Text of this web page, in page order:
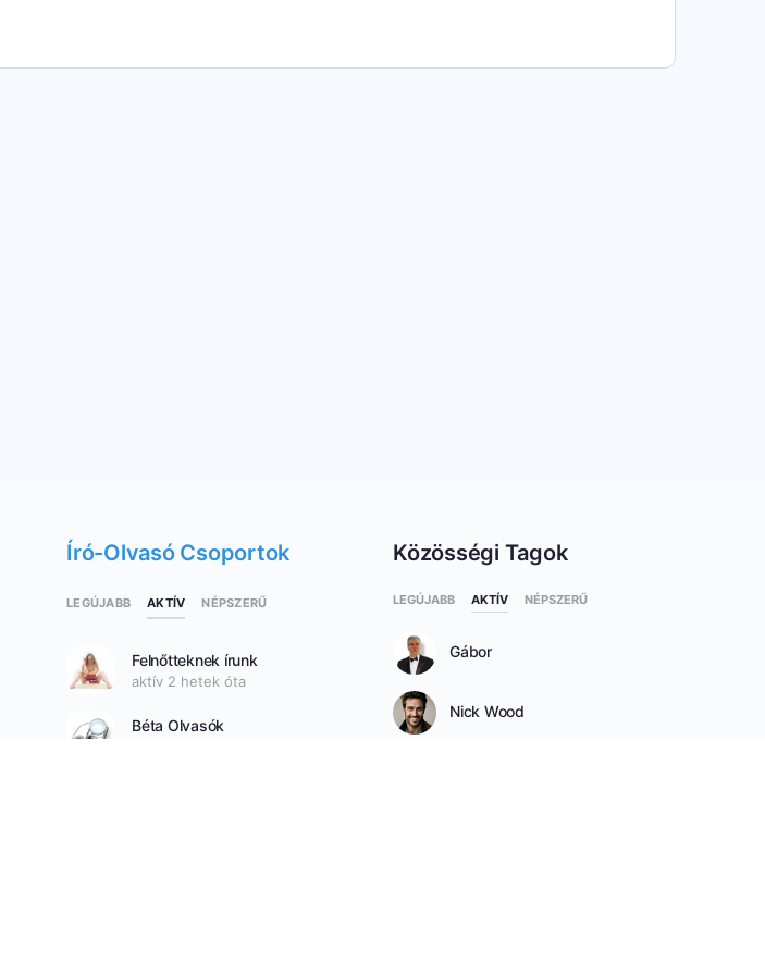
Író-Olvasó Csoportok
LEGÚJABB AKTÍV NÉPSZERŰ
Felnőtteknek írunk
aktív 2 hetek óta
Béta Olvasók
Közösségi Tagok
LEGÚJABB AKTÍV NÉPSZERŰ
Gábor
Nick Wood